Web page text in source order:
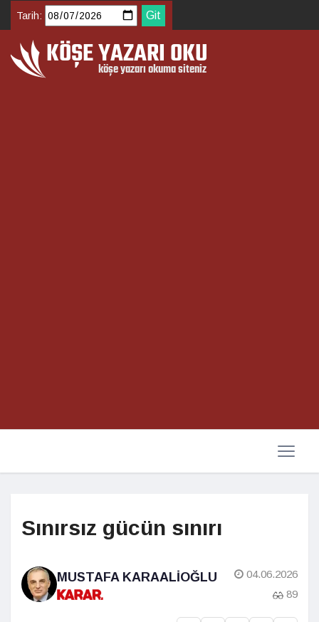
Tarih:
Sınırsız gücün sınırı
MUSTAFA KARAALIOĞLU
04.06.2026
89